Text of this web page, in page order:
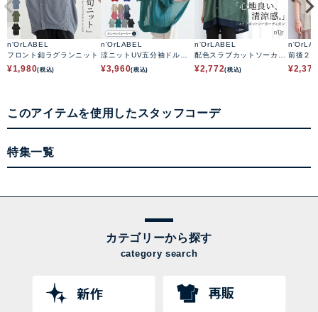
n'OrLABEL
フロント釦ラグランニット
¥1,980(税込)
n'OrLABEL
涼ニットUV五分袖ドルマ
ンカーディガン
¥3,960(税込)
n'OrLABEL
配色スラブカットソーカー
ディガン
¥2,772(税込)
前後２
色ニット
¥2,376
このアイテムを使用したスタッフコーデ
特集一覧
カテゴリーから探す
category search